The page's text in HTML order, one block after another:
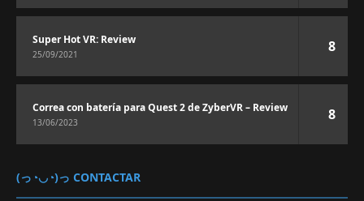
Super Hot VR: Review
25/09/2021 8
Correa con batería para Quest 2 de ZyberVR – Review
13/06/2023 8
(っ◔◡◔)っ CONTACTAR